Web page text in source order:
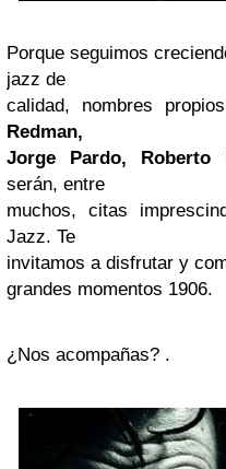
Porque seguimos
jazz de
calidad, nombres
Redman,
Jorge Pardo, Roberto
serán, entre
muchos, citas
Jazz. Te
invitamos a disfrutar y
grandes momentos 1906.
¿Nos acompañas? .